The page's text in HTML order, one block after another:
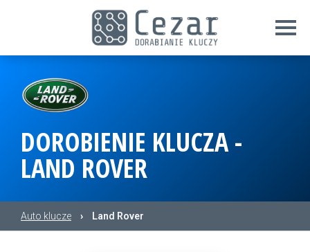
DOROBIENIE KLUCZA -
LAND ROVER
Auto klucze › Land Rover